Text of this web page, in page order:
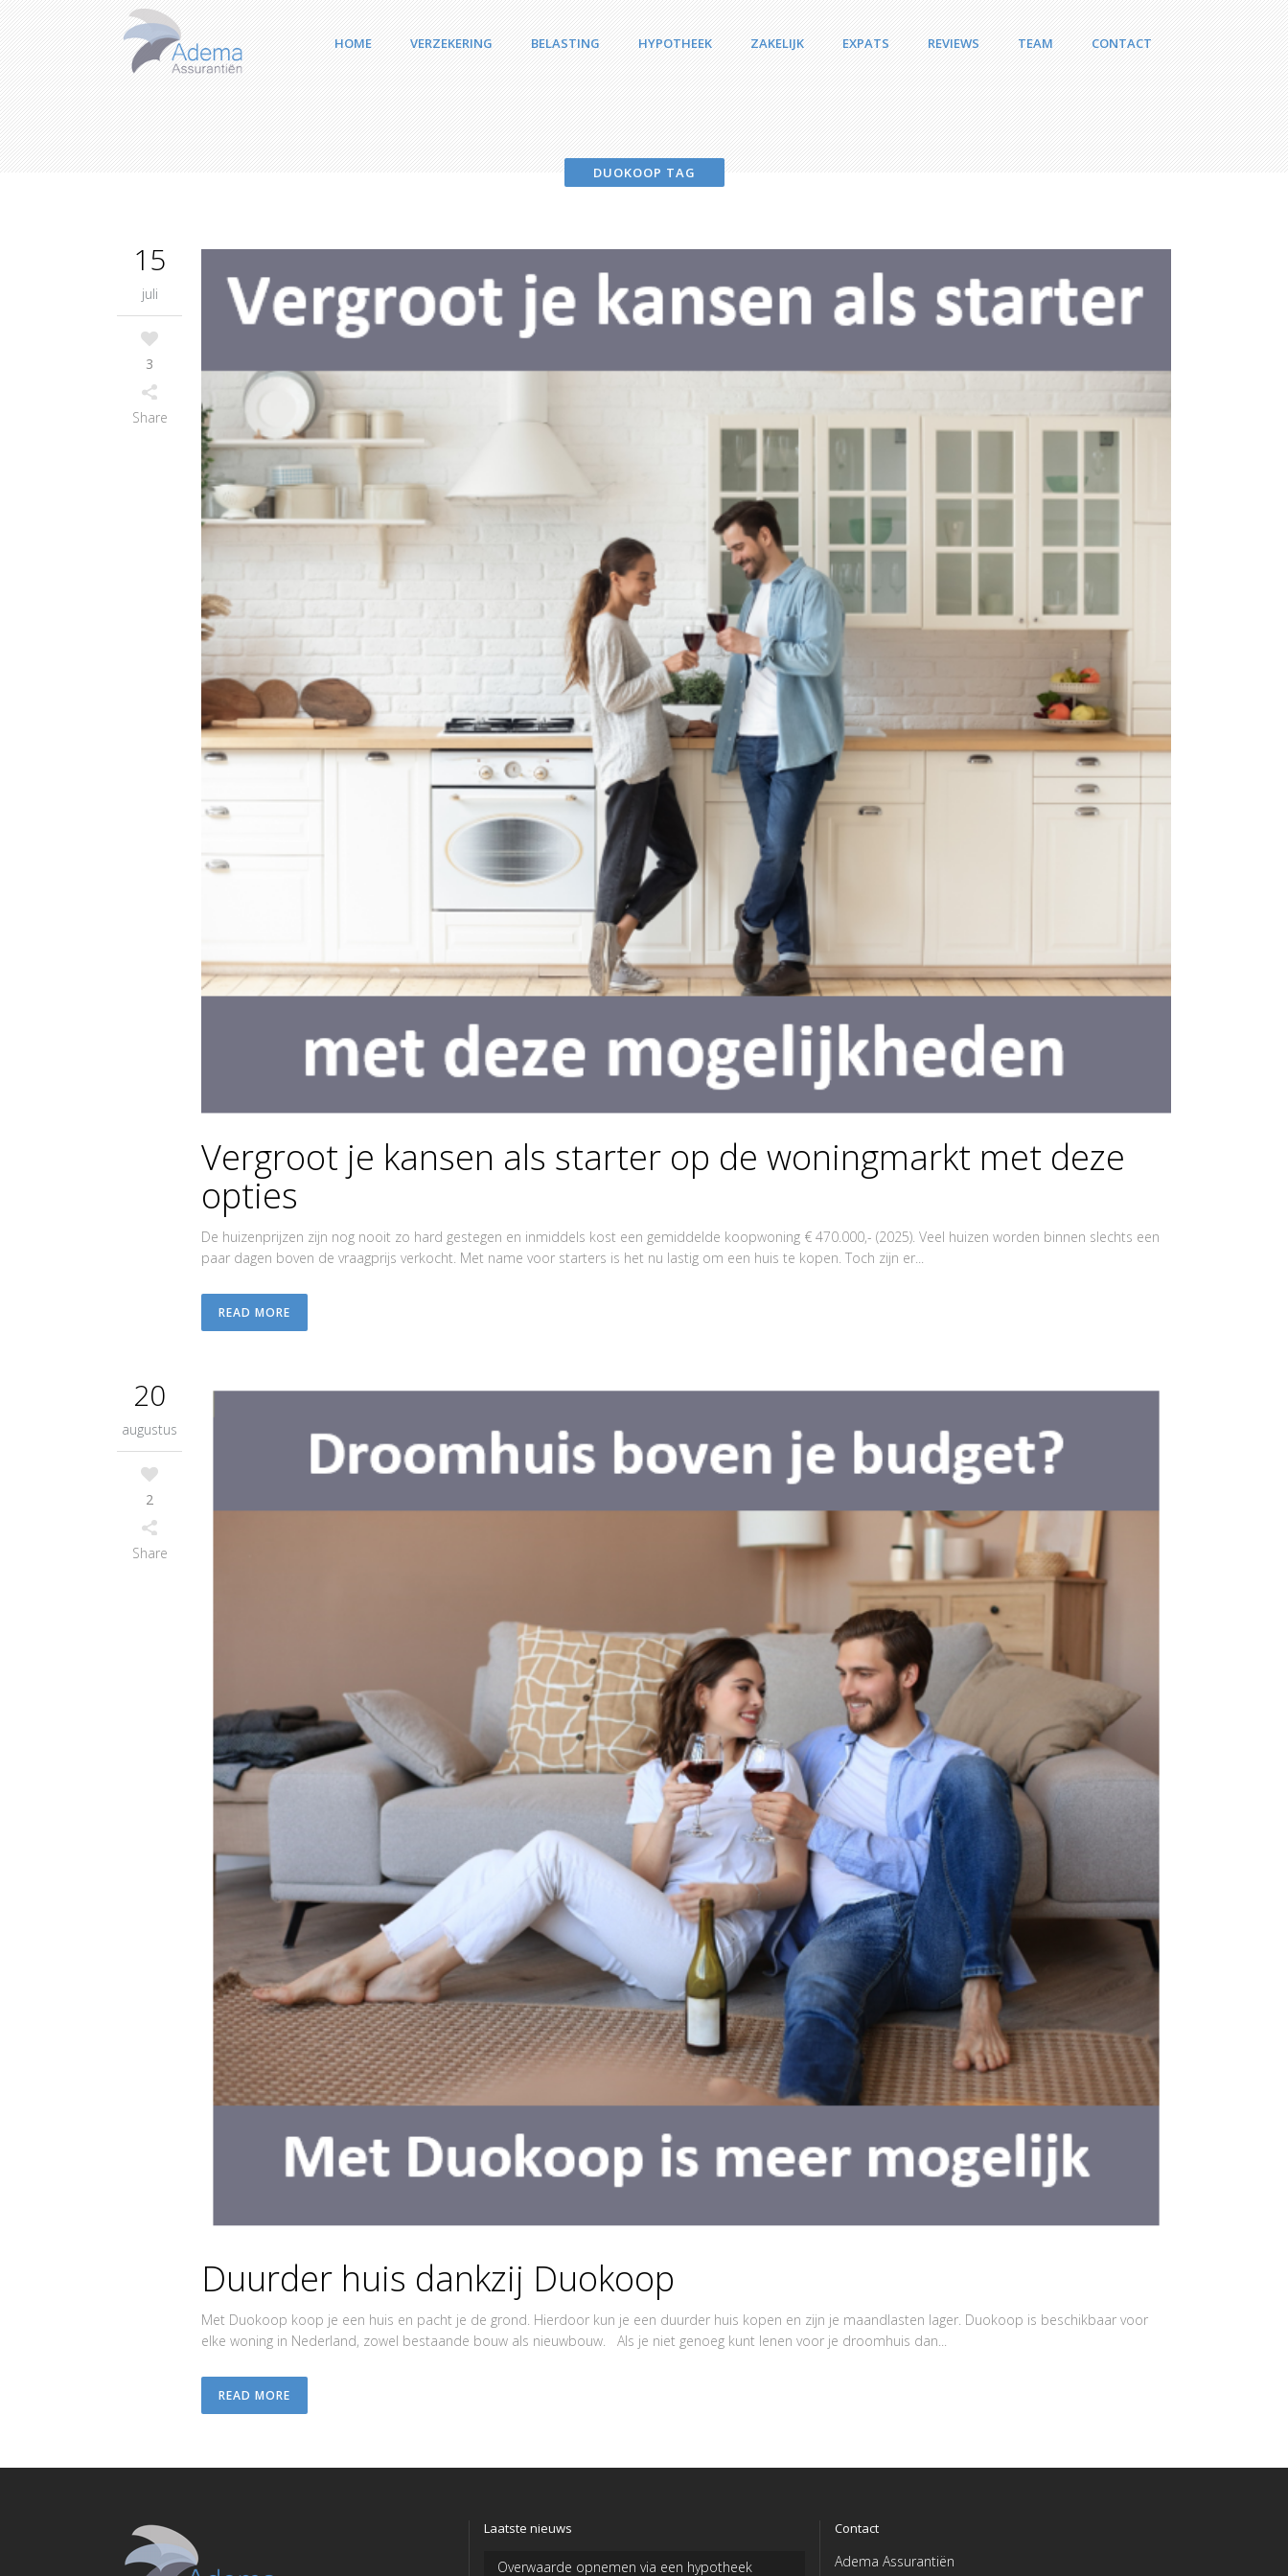
HOME VERZEKERING BELASTING HYPOTHEEK ZAKELIJK EXPATS REVIEWS TEAM CONTACT
DUOKOOP TAG
15
juli
3
Share
Vergroot je kansen als starter op de woningmarkt met deze
opties
De huizenprijzen zijn nog nooit zo hard gestegen en inmiddels kost een gemiddelde koopwoning € 470.000,- (2025). Veel huizen worden binnen slechts een
paar dagen boven de vraagprijs verkocht. Met name voor starters is het nu lastig om een huis te kopen. Toch zijn er...
READ MORE
20
augustus
2
Share
Duurder huis dankzij Duokoop
Met Duokoop koop je een huis en pacht je de grond. Hierdoor kun je een duurder huis kopen en zijn je maandlasten lager. Duokoop is beschikbaar voor
elke woning in Nederland, zowel bestaande bouw als nieuwbouw. Als je niet genoeg kunt lenen voor je droomhuis dan...
READ MORE
Laatste nieuws
Overwaarde opnemen via een hypotheek
Contact
Adema Assurantiën